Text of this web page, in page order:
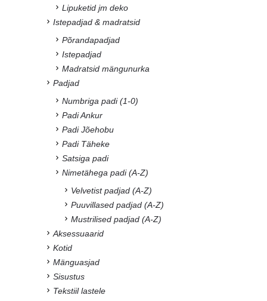
Lipuketid jm deko
Istepadjad & madratsid
Põrandapadjad
Istepadjad
Madratsid mängunurka
Padjad
Numbriga padi (1-0)
Padi Ankur
Padi Jõehobu
Padi Täheke
Satsiga padi
Nimetähega padi (A-Z)
Velvetist padjad (A-Z)
Puuvillased padjad (A-Z)
Mustrilised padjad (A-Z)
Aksessuaarid
Kotid
Mänguasjad
Sisustus
Tekstiil lastele